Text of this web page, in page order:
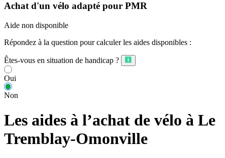
Achat d'un vélo adapté pour PMR
Aide non disponible
Répondez à la question pour calculer les aides disponibles :
Êtes-vous en situation de handicap ?
Oui
Non
Les aides à l’achat de vélo à Le
Tremblay-Omonville